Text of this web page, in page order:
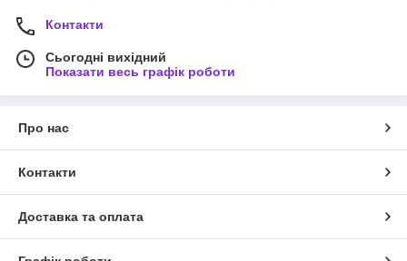
Контакти
Сьогодні вихідний
Показати весь графік роботи
Про нас
Контакти
Доставка та оплата